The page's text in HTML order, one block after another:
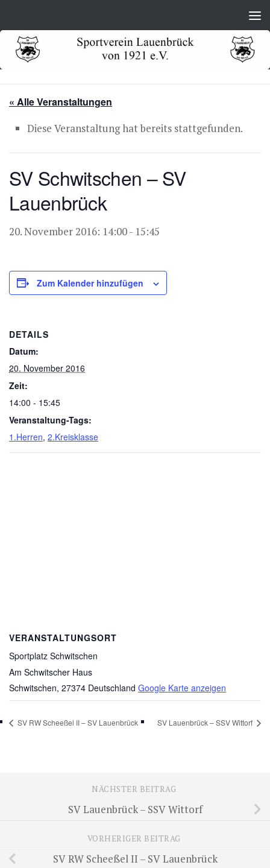
« Alle Veranstaltungen
Diese Veranstaltung hat bereits stattgefunden.
SV Schwitschen – SV
Lauenbrück
20. November 2016: 14:00- 15:45
Zum Kalender hinzufügen
DETAILS
Datum:
20. November 2016
Zeit:
14:00 - 15:45
Veranstaltung-Tags:
1.Herren, 2.Kreisklasse
VERANSTALTUNGSORT
Sportplatz Schwitschen
Am Schwitscher Haus
Schwitschen, 27374 Deutschland Google Karte anzeigen
SV RW Scheeßel II – SV Lauenbrück SV Lauenbrück – SSV Wittorf
NÄCHSTER BEITRAG
SV Lauenbrück – SSV Wittorf
VORHERIGER BEITRAG
SV RW Scheeßel II – SV Lauenbrück